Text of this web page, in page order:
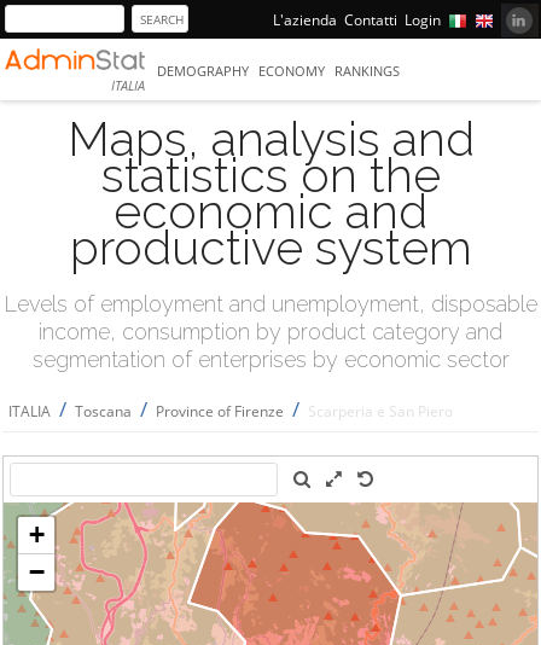
L'azienda Contatti Login
ITALIA
DEMOGRAPHY ECONOMY RANKINGS
Maps, analysis and
statistics on the
economic and
productive system
Levels of employment and unemployment, disposable
income, consumption by product category and
segmentation of enterprises by economic sector
ITALIA / Toscana / Province of Firenze / Scarperia e San Piero